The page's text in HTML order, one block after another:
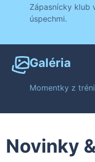
Zápasnícky klub
úspechmi.
Galéria
Momentky z
Novinky